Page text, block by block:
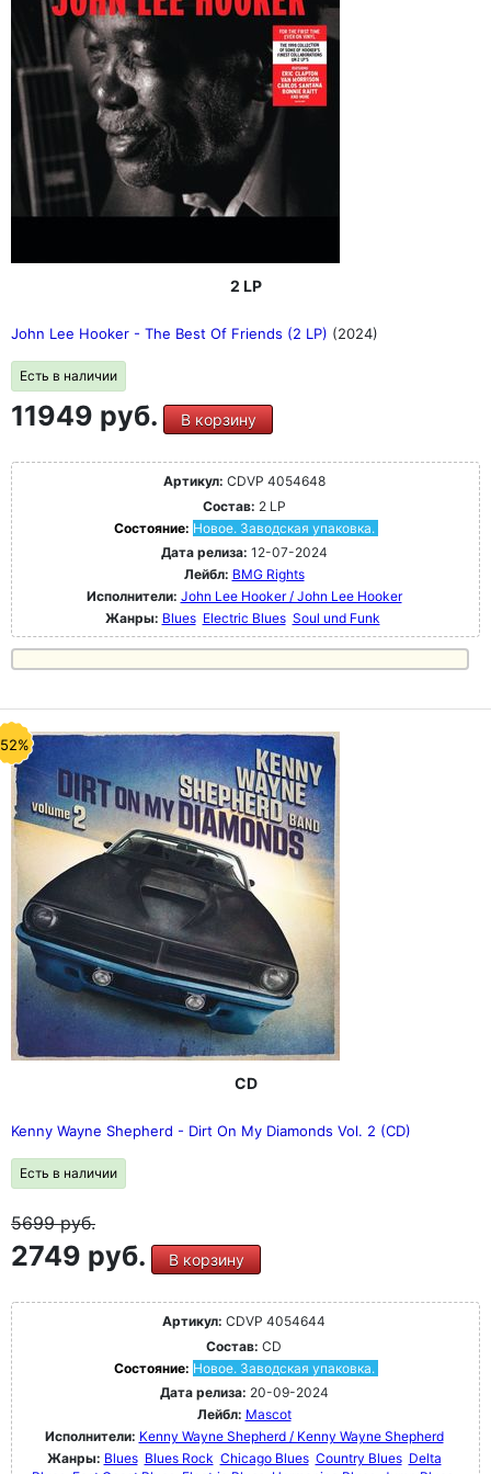
2 LP
John Lee Hooker - The Best Of Friends (2 LP) (2024)
Есть в наличии
11949 руб. В корзину
Артикул: CDVP 4054648
Состав: 2 LP
Состояние: Новое. Заводская упаковка.
Дата релиза: 12-07-2024
Лейбл: BMG Rights
Исполнители: John Lee Hooker / John Lee Hooker
Жанры: Blues Electric Blues Soul und Funk
CD
Kenny Wayne Shepherd - Dirt On My Diamonds Vol. 2 (CD)
Есть в наличии
5699руб.
2749 руб. В корзину
Артикул: CDVP 4054644
Состав: CD
Состояние: Новое. Заводская упаковка.
Дата релиза: 20-09-2024
Лейбл: Mascot
Исполнители: Kenny Wayne Shepherd / Kenny Wayne Shepherd
Жанры: Blues Blues Rock Chicago Blues Country Blues Delta